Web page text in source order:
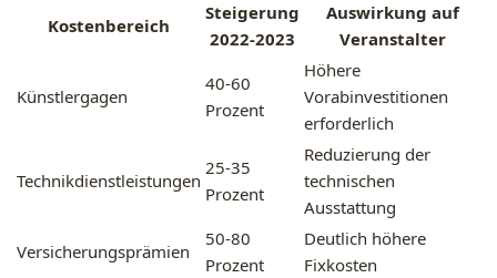
Kostenbereich
Steigerung
2022-2023
Auswirkung auf
Veranstalter
Künstlergagen
40-60
Prozent
Höhere
Vorabinvestitionen
erforderlich
Technikdienstleistungen
25-35
Prozent
Reduzierung der
technischen
Ausstattung
Versicherungsprämien
50-80
Prozent
Deutlich höhere
Fixkosten